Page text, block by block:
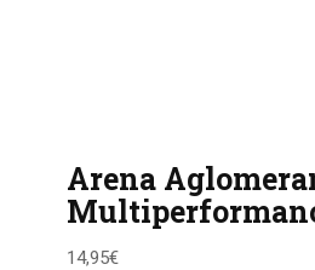
Arena
14,95€